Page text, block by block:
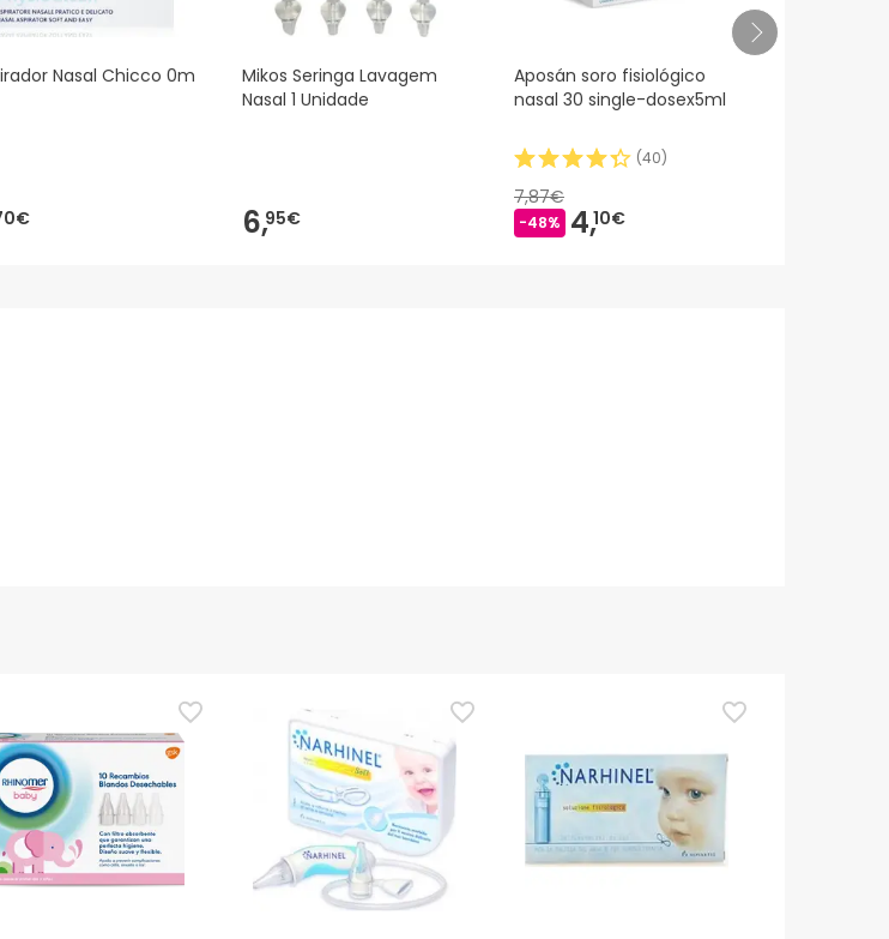
Nasal Chicco 0m
Mikos Seringa Lavagem
Nasal 1 Unidade
6,95€
Aposán soro fisiológico
nasal 30 single-dosex5ml
(40)
7,87€
-48% 4,10€